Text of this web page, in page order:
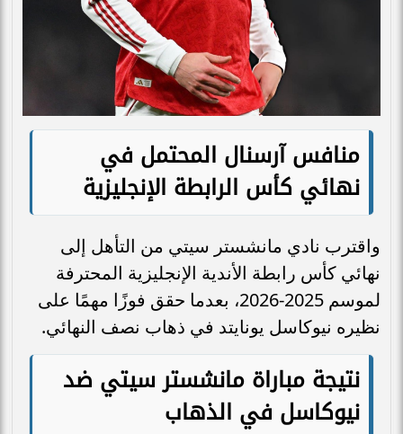
منافس آرسنال المحتمل في
نهائي كأس الرابطة الإنجليزية
واقترب نادي مانشستر سيتي من التأهل إلى
نهائي كأس رابطة الأندية الإنجليزية المحترفة
لموسم 2025-2026، بعدما حقق فوزًا مهمًا على
نظيره نيوكاسل يونايتد في ذهاب نصف النهائي.
نتيجة مباراة مانشستر سيتي ضد
نيوكاسل في الذهاب